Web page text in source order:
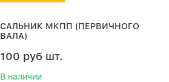
САЛЬНИК МКПП (ПЕРВИЧНОГО
ВАЛА)
100 руб шт.
В наличии